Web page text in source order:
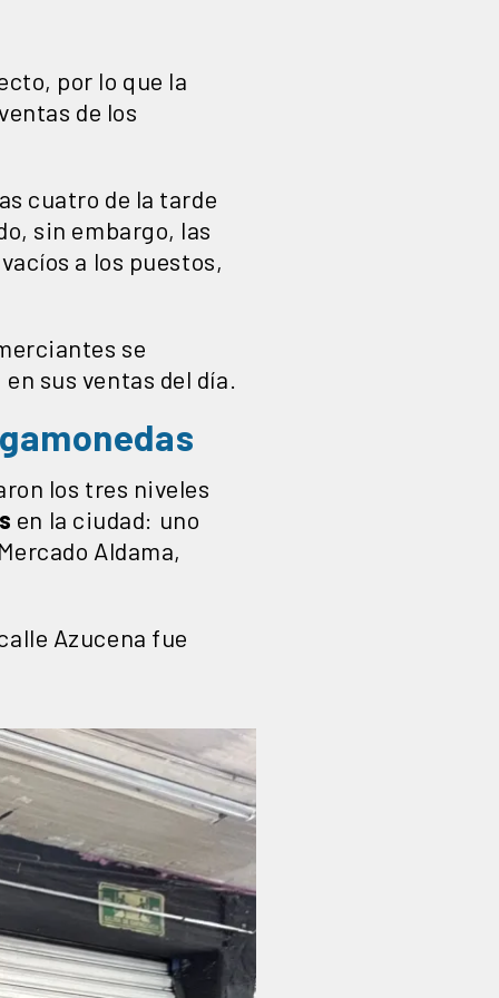
por lo que la
de los
cuatro de la tarde
sin embargo, las
a los puestos,
se
sus ventas del día.
los tres niveles
en la ciudad: uno
Aldama,
Azucena fue